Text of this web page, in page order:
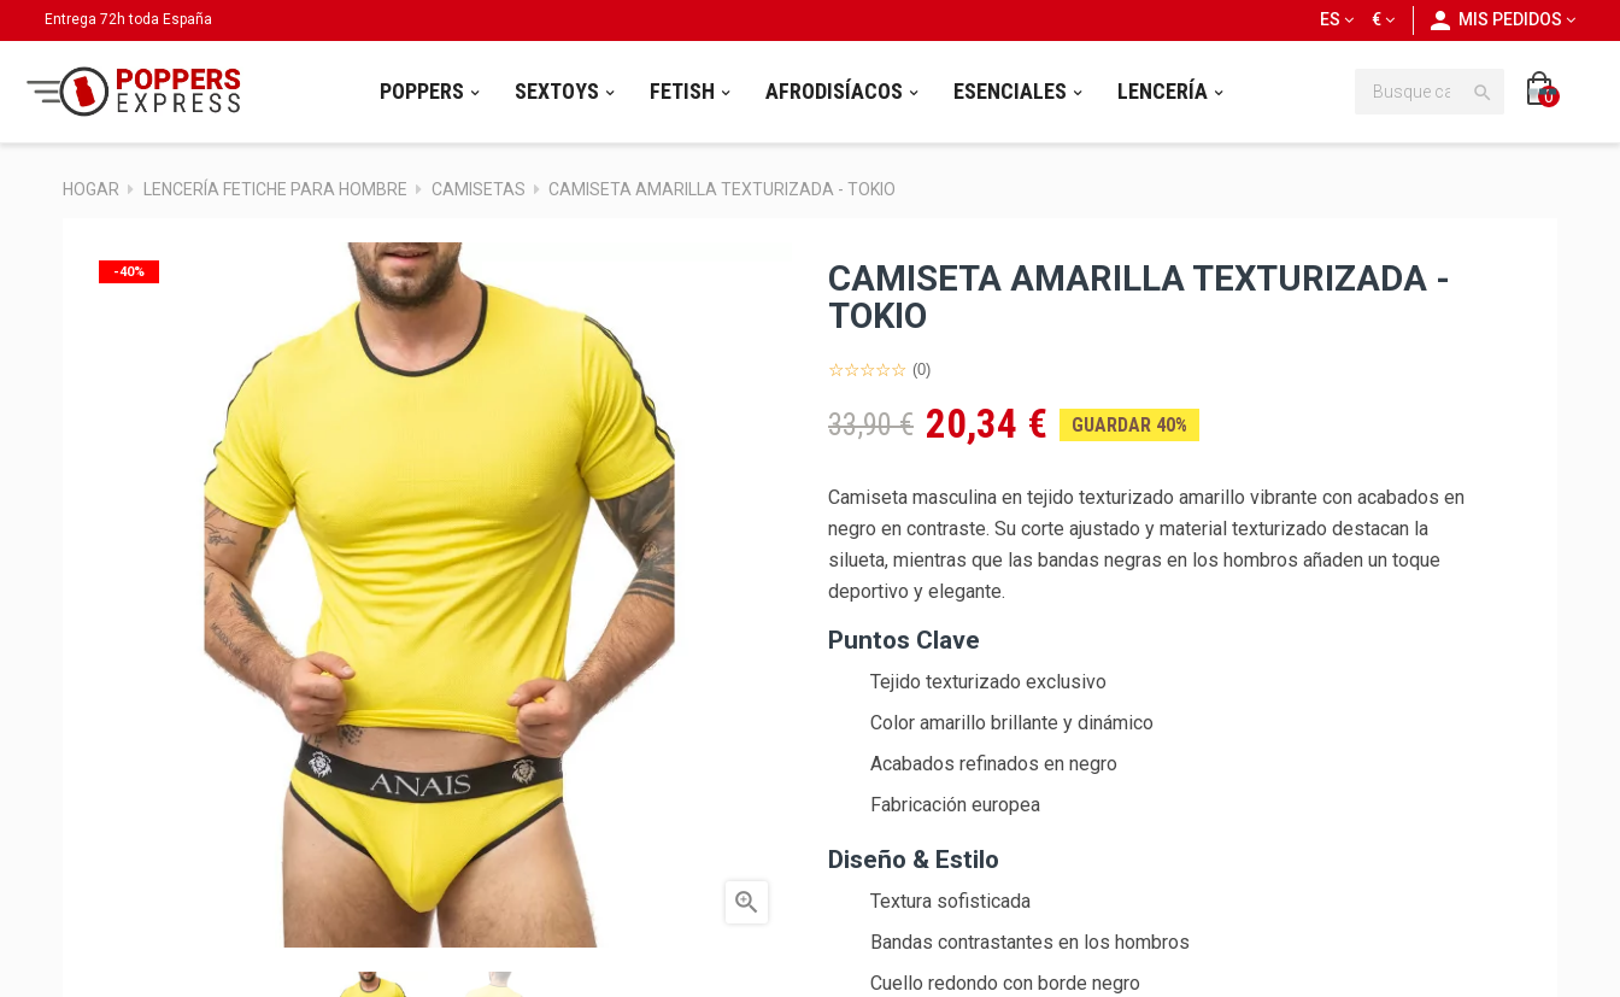
Entrega 72h toda España personnMIS PEDIDOS
€
ES
POPPERS SEXTOYS FETISH AFRODISÍACOS ESENCIALES LENCERÍA  0
HOGAR LENCERÍA FETICHE PARA HOMBRE CAMISETAS CAMISETA AMARILLA TEXTURIZADA - TOKIO
-40%

CAMISETA AMARILLA TEXTURIZADA -
TOKIO
(0)
33,90 € 20,34 € GUARDAR 40%
Camiseta masculina en tejido texturizado amarillo vibrante con acabados en
negro en contraste. Su corte ajustado y material texturizado destacan la
silueta, mientras que las bandas negras en los hombros añaden un toque
deportivo y elegante.
Puntos Clave
Tejido texturizado exclusivo
Color amarillo brillante y dinámico
Acabados refinados en negro
Fabricación europea
Diseño & Estilo
Textura sofisticada
Bandas contrastantes en los hombros
Cuello redondo con borde negro